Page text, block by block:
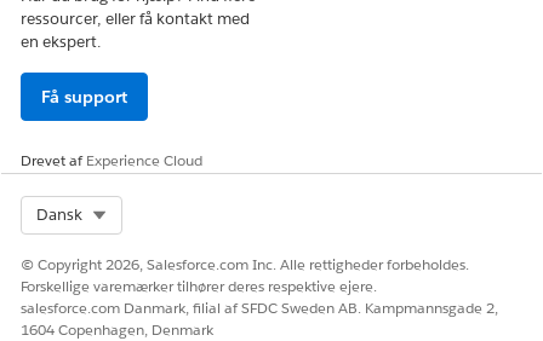
SeTilpas forløbet for mailskabelonen Vurdering af
konvolut
Gem dit arbejde.
LØSTE DENNE ARTIKEL DIT PROBLEM?
Ja Nej
ressourcer, eller få kontakt med
en ekspert.
Få support
Drevet afExperience Cloud
Dansk
© Copyright 2026, Salesforce.com Inc. Alle rettigheder forbeholdes.
Forskellige varemærker tilhører deres respektive ejere.
salesforce.com Danmark, filial af SFDC Sweden AB. Kampmannsgade 2,
1604 Copenhagen, Denmark